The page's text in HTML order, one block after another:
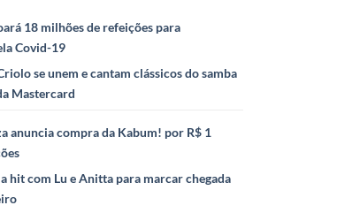
18 milhões de refeições para
Covid-19
se unem e cantam clássicos do samba
Mastercard
anuncia compra da Kabum! por R$ 1
hit com Lu e Anitta para marcar chegada